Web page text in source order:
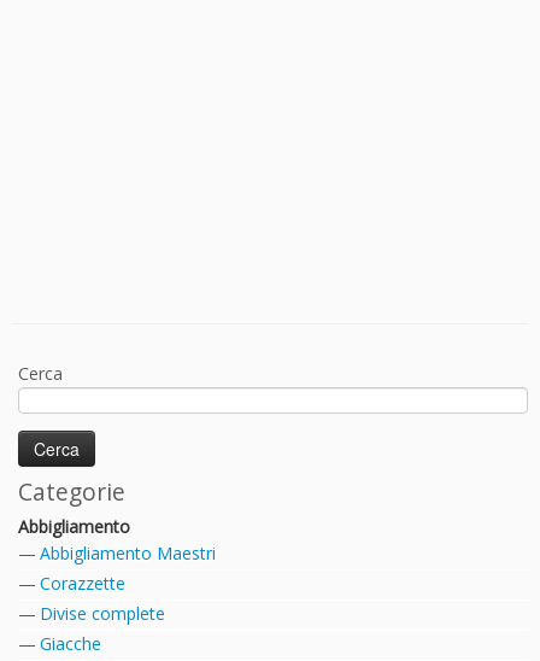
Cerca
Categorie
Abbigliamento
Abbigliamento Maestri
Corazzette
Divise complete
Giacche